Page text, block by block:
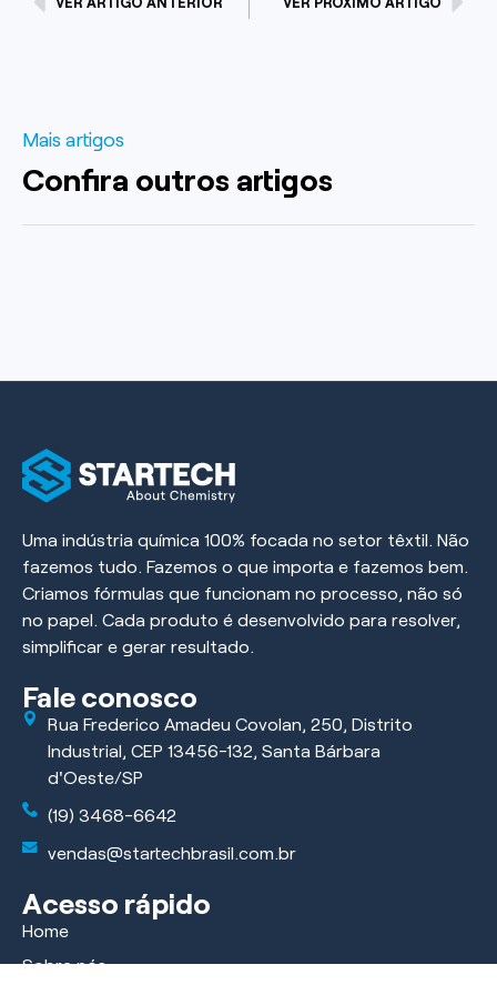
Mais artigos
Confira outros artigos
Uma indústria química 100% focada no setor têxtil. Não
fazemos tudo. Fazemos o que importa e fazemos bem.
Criamos fórmulas que funcionam no processo, não só
no papel. Cada produto é desenvolvido para resolver,
simplificar e gerar resultado.
Fale conosco
Rua Frederico Amadeu Covolan, 250, Distrito
Industrial, CEP 13456-132, Santa Bárbara
d'Oeste/SP
(19) 3468-6642
vendas@startechbrasil.com.br
Acesso rápido
Home
Sobre nós